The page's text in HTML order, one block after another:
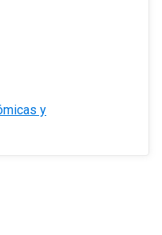
y